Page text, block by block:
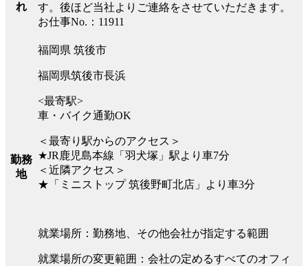
れ
す。後ほど当社よりご連絡をさせていただきます。
お仕事No.：11911
勤務
地
福岡県 筑後市
福岡県筑後市長浜
<最寄駅>
車・バイク通勤OK
＜最寄り駅からのアクセス＞
★JR鹿児島本線「羽犬塚」駅より車7分
＜近隣アクセス＞
★「ミニストップ 筑後野町北店」より車3分
就業場所：勤務地、その他会社が指定する範囲
就業場所の変更範囲：会社の定めるすべてのオフィ